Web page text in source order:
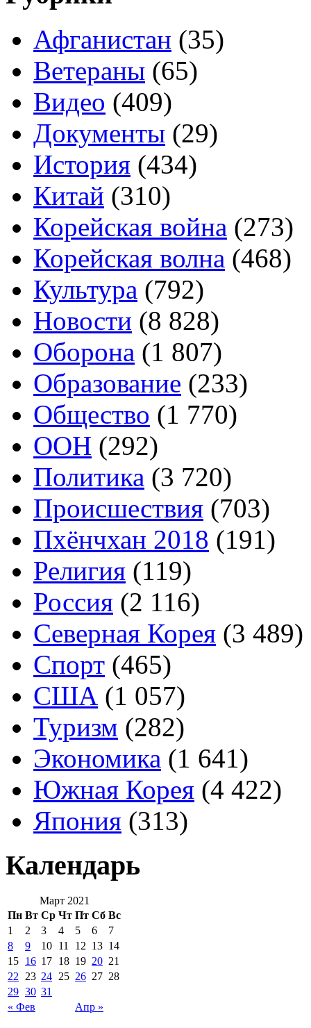
Афганистан (35)
Ветераны (65)
Видео (409)
Документы (29)
История (434)
Китай (310)
Корейская война (273)
Корейская волна (468)
Культура (792)
Новости (8 828)
Оборона (1 807)
Образование (233)
Общество (1 770)
ООН (292)
Политика (3 720)
Происшествия (703)
Пхёнчхан 2018 (191)
Религия (119)
Россия (2 116)
Северная Корея (3 489)
Спорт (465)
США (1 057)
Туризм (282)
Экономика (1 641)
Южная Корея (4 422)
Япония (313)
Календарь
Март 2021
Пн Вт Ср Чт Пт Сб Вс
« Фев Апр »
1 2 3 4 5 6
7
8
9 10 11 12 13 14
15 16 17 18 19 20 21
22
23 24 25 26 27 28
29 30 31